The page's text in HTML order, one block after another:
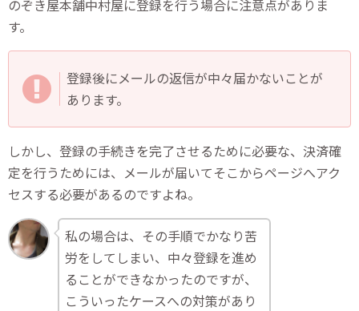
のぞき屋本舗中村屋に登録を行う場合に注意点がありま
す。
登録後にメールの返信が中々届かないことが
あります。
しかし、登録の手続きを完了させるために必要な、決済確
定を行うためには、メールが届いてそこからページへアク
セスする必要があるのですよね。
私の場合は、その手順でかなり苦
労をしてしまい、中々登録を進め
ることができなかったのですが、
こういったケースへの対策があり